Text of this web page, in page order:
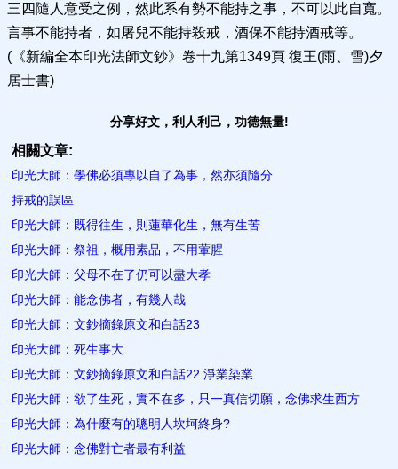
三四隨人意受之例，然此系有勢不能持之事，不可以此自寬。
言事不能持者，如屠兒不能持殺戒，酒保不能持酒戒等。
(《新編全本印光法師文鈔》卷十九第1349頁 復王(雨、雪)夕
居士書)
分享好文，利人利己，功德無量!
相關文章:
印光大師：學佛必須專以自了為​事，然亦須隨分
持戒的誤區
印光大師：既得往生，則蓮華化生，無有生苦
印光大師：祭祖，概用素品，不用葷腥
印光大師：父母不在了仍可以盡大孝
印光大師：能念佛者，有幾人哉
印光大師：文鈔摘錄原文和白話23
印光大師：死生事大
印光大師：文鈔摘錄原文和白話22.淨業染業
印光大師：欲了生死，實不在多，只一真信切願，念佛求生西方
印光大師：為什麼有的聰明人坎坷​終身?
印光大師：念佛對亡者最有利益